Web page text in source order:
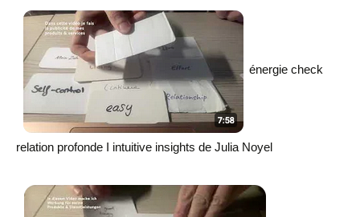
énergie check
relation profonde I intuitive insights de Julia Noyel